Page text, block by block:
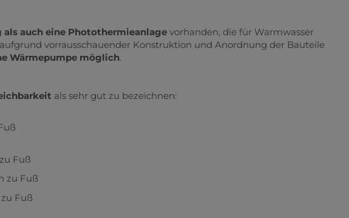
als auch eine Photothermieanlage vorhanden, die für Warmwasser
vorrausschauender Konstruktion und Anordnung der Bauteile
Wärmepumpe möglich.
als sehr gut zu bezeichnen:
Fuß
zu Fuß
Fuß